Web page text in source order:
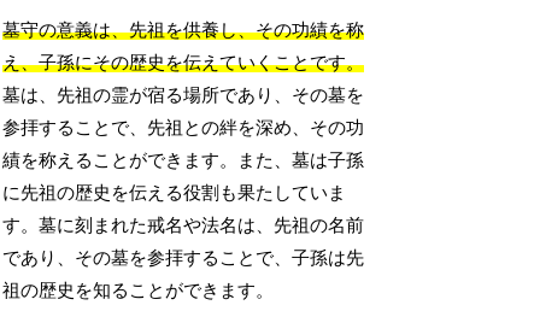
墓守の意義は、先祖を供養し、その功績を称
え、子孫にその歴史を伝えていくことです。
墓は、先祖の霊が宿る場所であり、その墓を
参拝することで、先祖との絆を深め、その功
績を称えることができます。また、墓は子孫
に先祖の歴史を伝える役割も果たしていま
す。墓に刻まれた戒名や法名は、先祖の名前
であり、その墓を参拝することで、子孫は先
祖の歴史を知ることができます。